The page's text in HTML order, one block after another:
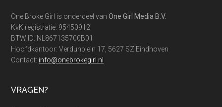
One Broke Girl is onderdeel vanOne Girl Media B.V.
KvK registratie: 95450912
BTW ID: NL867135700B01
Hoofdkantoor: Verdunplein 17, 5627 SZ Eindhoven
Contact: info@onebrokegirl.nl
VRAGEN?